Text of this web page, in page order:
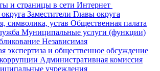
и страницы в сети Интернет
Заместители Главы округа
символика, устав Общественная палата
Муниципальные услуги (функции)
Независимая
экспертиза и общественное обсуждение
Административная комиссия
учреждения